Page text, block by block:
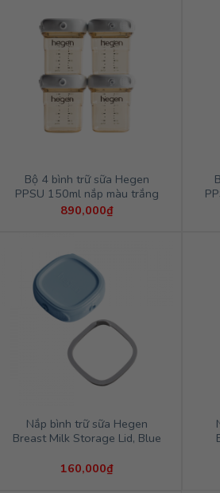
Bộ 4 bình trữ sữa Hegen
PPSU 150ml nắp màu trắng
890,000₫
Nắp bình trữ sữa Hegen
Breast Milk Storage Lid, Blue
160,000₫